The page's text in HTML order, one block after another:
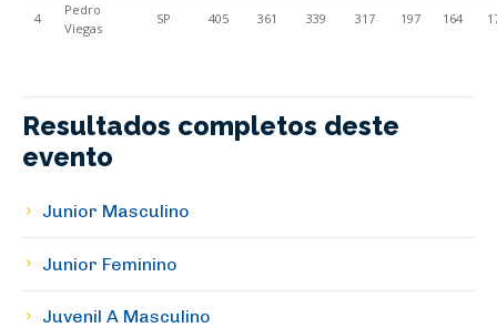
4
Pedro
Viegas
SP 405 361 339 317 197 164
Resultados completos deste
evento
Junior Masculino
Junior Feminino
Juvenil A Masculino